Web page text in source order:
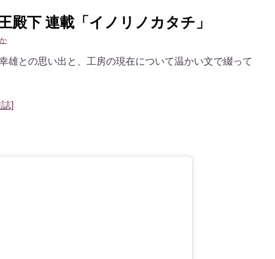
殿下 連載「イノリノカタチ」
雄との思い出と、工房の現在について温かい文で綴って
]